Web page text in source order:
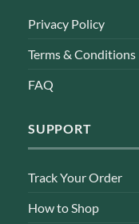
Privacy Policy
Terms & Conditions
FAQ
SUPPORT
Track Your Order
How to Shop